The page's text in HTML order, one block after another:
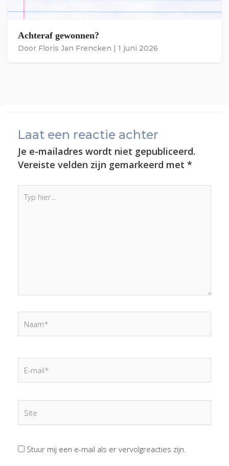
Achteraf gewonnen?
Door Floris Jan Frencken 1 juni 2026
Laat een reactie achter
Je e-mailadres wordt niet gepubliceerd.
Vereiste velden zijn gemarkeerd met *
hier...
mail*
Stuur mij een e-mail als er vervolgreacties zijn.